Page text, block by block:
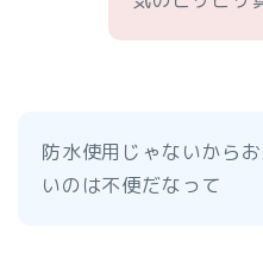
防水使用じゃないから
いのは不便だなって